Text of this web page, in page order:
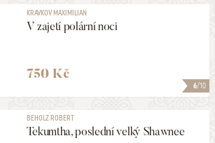
6/10
KRAVKOV MAXIMILIAN
V zajetí polární noci
750 Kč
BEHOLZ ROBERT
Tekumtha, poslední velký Shawnee